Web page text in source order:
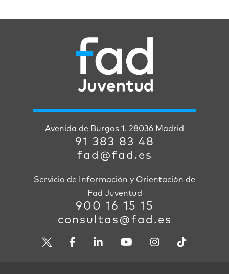
Avenida de Burgos 1. 28036 Madrid
91 383 83 48
fad@fad.es
Servicio de Información y Orientación de
Fad Juventud
900 16 15 15
consultas@fad.es